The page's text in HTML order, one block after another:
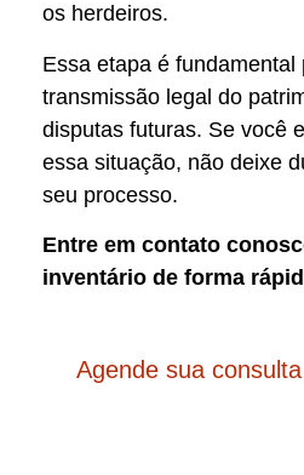
os herdeiros.
Essa etapa é fundamental
transmissão legal do
disputas futuras. Se você
essa situação, não deixe
seu processo.
Entre em contato
inventário de forma
Agende sua